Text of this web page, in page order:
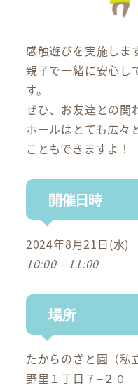
感触遊びを実施しま
親子で一緒に安心し
す。
ぜひ、お友達との関
ホールはとても広々
こともできますよ！
開催日時
2024年8月21日(水)
10:00 - 11:00
場所
たからのざと園（私
野里１丁目７−２０